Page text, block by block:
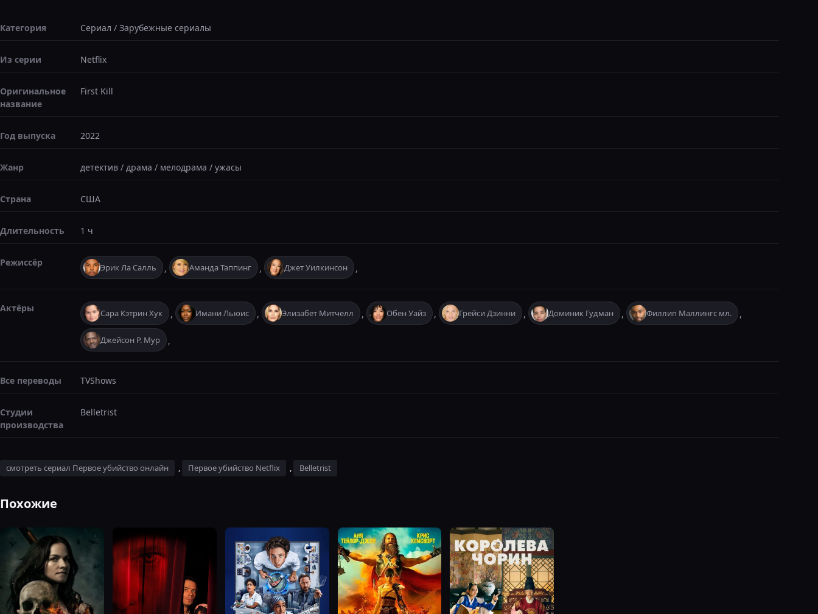
Категория Сериал / Зарубежные сериалы
Из серии Netflix
Оригинальное
название
First Kill
Год выпуска 2022
Жанр детектив / драма / мелодрама / ужасы
Страна США
Длительность 1 ч
Режиссёр Эрик Ла Салль , Аманда Таппинг , Джет Уилкинсон ,
Актёры Сара Кэтрин Хук , Имани Льюис , Элизабет Митчелл , Обен Уайз , Грейси Дзинни , Доминик Гудман , Филлип Маллингс мл. ,
Джейсон Р. Мур ,
Все переводы TVShows
Студии
производства
Belletrist
смотреть сериал Первое убийство онлайн , Первое убийство Netflix , Belletrist
Похожие